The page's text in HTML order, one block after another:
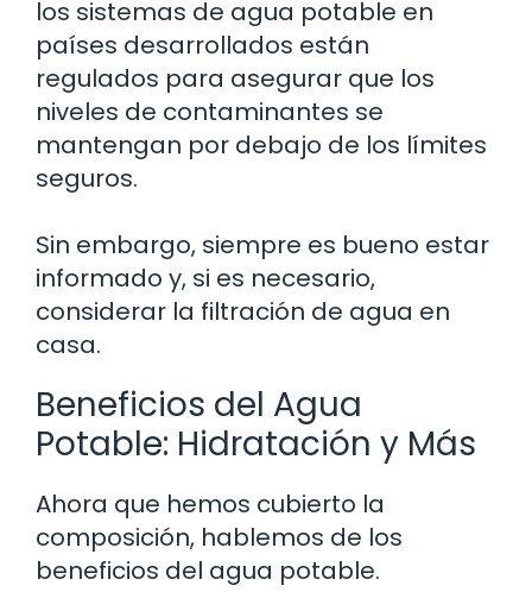
los sistemas de agua potable en
países desarrollados están
regulados para asegurar que los
niveles de contaminantes se
mantengan por debajo de los límites
seguros.
Sin embargo, siempre es bueno estar
informado y, si es necesario,
considerar la filtración de agua en
casa.
Beneficios del Agua
Potable: Hidratación y Más
Ahora que hemos cubierto la
composición, hablemos de los
beneficios del agua potable.